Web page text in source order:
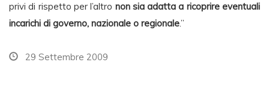
privi di rispetto per l’altro non sia adatta a ricoprire eventuali
incarichi di governo, nazionale o regionale.”
29 Settembre 2009